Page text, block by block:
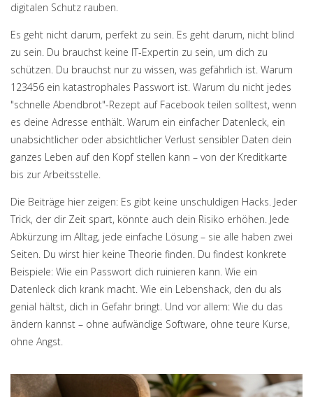
digitalen Schutz rauben.
Es geht nicht darum, perfekt zu sein. Es geht darum, nicht blind
zu sein. Du brauchst keine IT-Expertin zu sein, um dich zu
schützen. Du brauchst nur zu wissen, was gefährlich ist. Warum
123456 ein katastrophales Passwort ist. Warum du nicht jedes
"schnelle Abendbrot"-Rezept auf Facebook teilen solltest, wenn
es deine Adresse enthält. Warum ein einfacher Datenleck, ein
unabsichtlicher oder absichtlicher Verlust sensibler Daten dein
ganzes Leben auf den Kopf stellen kann – von der Kreditkarte
bis zur Arbeitsstelle.
Die Beiträge hier zeigen: Es gibt keine unschuldigen Hacks. Jeder
Trick, der dir Zeit spart, könnte auch dein Risiko erhöhen. Jede
Abkürzung im Alltag, jede einfache Lösung – sie alle haben zwei
Seiten. Du wirst hier keine Theorie finden. Du findest konkrete
Beispiele: Wie ein Passwort dich ruinieren kann. Wie ein
Datenleck dich krank macht. Wie ein Lebenshack, den du als
genial hältst, dich in Gefahr bringt. Und vor allem: Wie du das
ändern kannst – ohne aufwändige Software, ohne teure Kurse,
ohne Angst.